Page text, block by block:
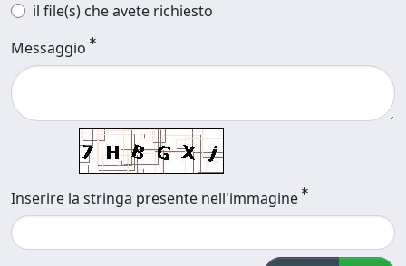
il file(s) che avete richiesto
Messaggio
Inserire la stringa presente nell'immagine